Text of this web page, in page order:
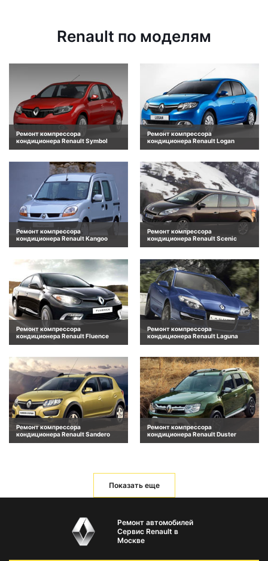
Renault по моделям
Ремонт компрессора
кондиционера Renault Symbol
Ремонт компрессора
кондиционера Renault Logan
Ремонт компрессора
кондиционера Renault Kangoo
Ремонт компрессора
кондиционера Renault Scenic
Ремонт компрессора
кондиционера Renault Fluence
Ремонт компрессора
кондиционера Renault Laguna
Ремонт компрессора
кондиционера Renault Sandero
Ремонт компрессора
кондиционера Renault Duster
Показать еще
Ремонт автомобилей
Сервис Renault в
Москве